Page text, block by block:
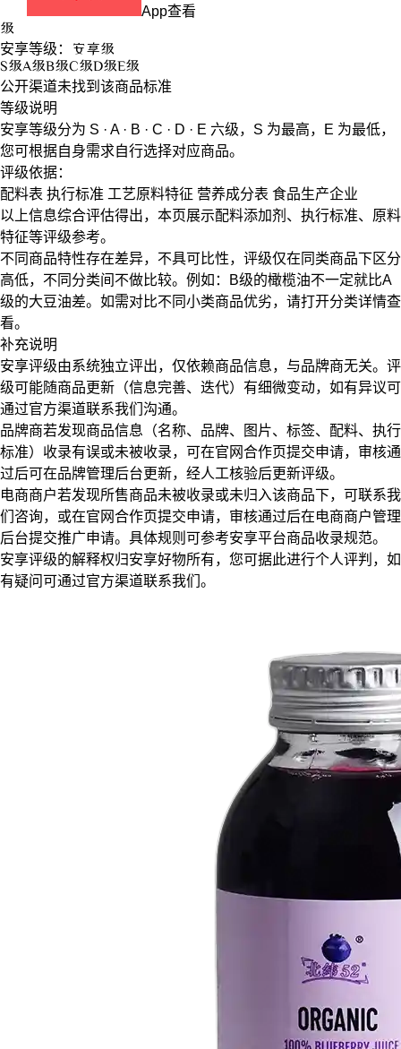
App查看
级
安享等级： 安享级
S级A级B级C级D级E级
公开渠道未找到该商品标准
等级说明
安享等级分为 S · A · B · C · D · E 六级， S 为最高， E 为最低，
您可根据自身需求自行选择对应商品。
评级依据：
配料表 执行标准 工艺原料特征 营养成分表 食品生产企业
以上信息综合评估得出，本页展示配料添加剂 、 执行标准、 原料
特征等评级参考。
不同商品特性存在差异，不具可比性，评级仅在 同类商品下区分
高低，不同分类间不做比较。例如：B级的橄榄油不一定就比A
级的大豆油差。如需对比不同小类商品优劣，请打开分类详情查
看。
补充说明
安享评级由系统独立评出，仅依赖商品信息， 与品牌商无关。评
级可能随商品更新（信息完善、迭代）有细微变动，如有异议可
通过官方渠道联系我们沟通。
品牌商若发现商品信息（名称、品牌、图片、标签、配料、执行
标准）收录有误或未被收录，可在官网合作页提交申请，审核通
过后可在品牌管理后台更新，经人工核验后更新评级。
电商商户若发现所售商品未被收录或未归入该商品下，可联系我
们咨询，或在官网合作页提交申请，审核通过后在电商商户管理
后台提交推广申请。具体规则可参考安享平台商品收录规范。
安享评级的解释权归安享好物所有，您可据此进行个人评判，如
有疑问可通过官方渠道联系我们。